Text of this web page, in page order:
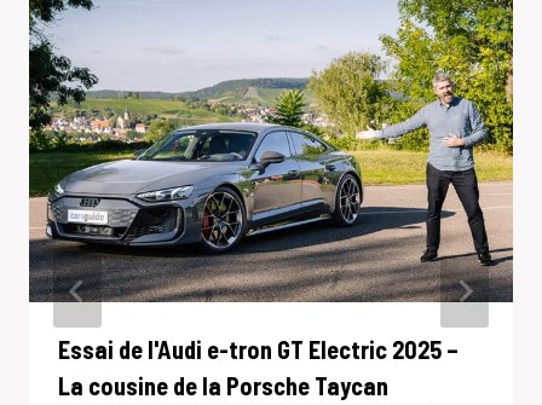
Essai de l'Audi e-tron GT Electric 2025 –
La cousine de la Porsche Taycan